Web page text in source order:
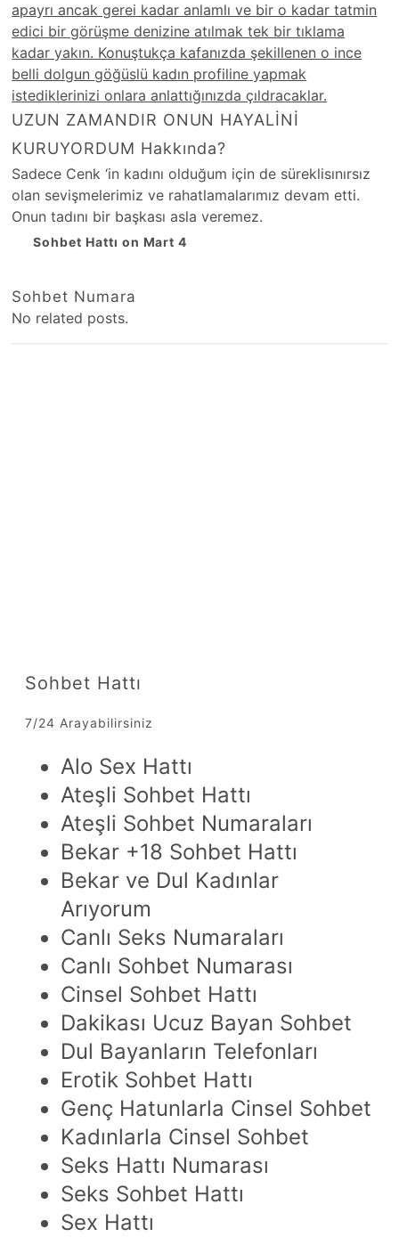
apayrı ancak gerei kadar anlamlı ve bir o kadar tatmin
edici bir görüşme denizine atılmak tek bir tıklama
kadar yakın. Konuştukça kafanızda şekillenen o ince
belli dolgun göğüslü kadın profiline yapmak
istediklerinizi onlara anlattığınızda çıldracaklar.
UZUN ZAMANDIR ONUN HAYALİNİ
KURUYORDUM Hakkında?
Sadece Cenk ‘in kadını olduğum için de süreklisınırsız
olan sevişmelerimiz ve rahatlamalarımız devam etti.
Onun tadını bir başkası asla veremez.
Sohbet Hattı on Mart 4
Sohbet Numara
No related posts.
Sohbet Hattı
7/24 Arayabilirsiniz
Alo Sex Hattı
Ateşli Sohbet Hattı
Ateşli Sohbet Numaraları
Bekar +18 Sohbet Hattı
Bekar ve Dul Kadınlar
Arıyorum
Canlı Seks Numaraları
Canlı Sohbet Numarası
Cinsel Sohbet Hattı
Dakikası Ucuz Bayan Sohbet
Dul Bayanların Telefonları
Erotik Sohbet Hattı
Genç Hatunlarla Cinsel Sohbet
Kadınlarla Cinsel Sohbet
Seks Hattı Numarası
Seks Sohbet Hattı
Sex Hattı